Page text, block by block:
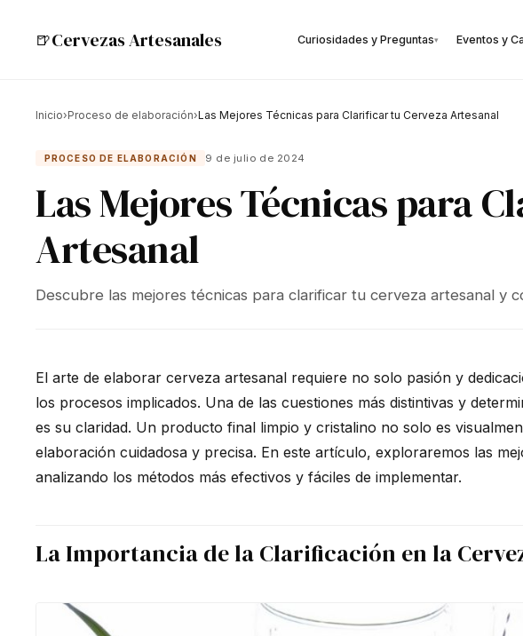
🍺Cervezas Artesanales Curiosidades y Preguntas▾ Eventos y
Inicio›Proceso de elaboración›Las Mejores Técnicas para Clarificar tu Cerveza Artesanal
PROCESO DE ELABORACIÓN 9 de julio de 2024
Las Mejores Técnicas para
Artesanal
Descubre las mejores técnicas para clarificar tu cerveza artesanal y
El arte de elaborar cerveza artesanal requiere no solo pasión y
los procesos implicados. Una de las cuestiones más distintivas y
es su claridad. Un producto final limpio y cristalino no solo es
elaboración cuidadosa y precisa. En este artículo, exploraremos las
analizando los métodos más efectivos y fáciles de implementar.
La Importancia de la Clarificación en la